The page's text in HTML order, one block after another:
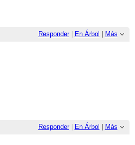
Responder| En Árbol Más
Responder| En Árbol Más